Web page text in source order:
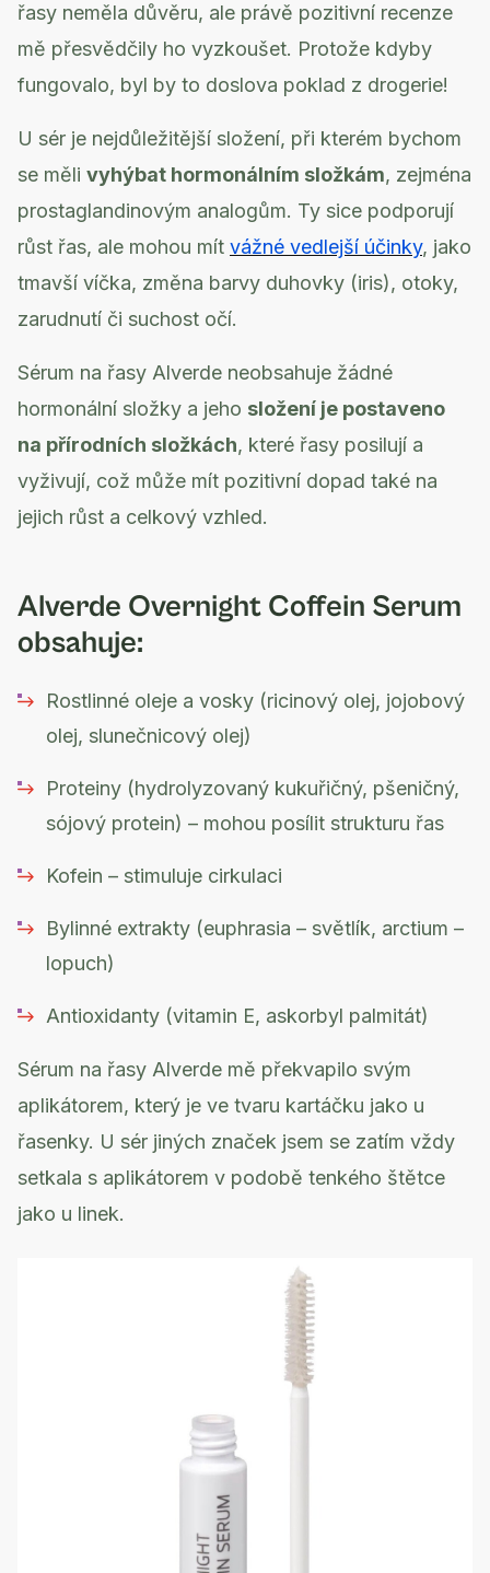
řasy neměla důvěru, ale právě pozitivní recenze
mě přesvědčily ho vyzkoušet. Protože kdyby
fungovalo, byl by to doslova poklad z drogerie!
U sér je nejdůležitější složení, při kterém bychom
se měli vyhýbat hormonálním složkám, zejména
prostaglandinovým analogům. Ty sice podporují
růst řas, ale mohou mít vážné vedlejší účinky, jako
tmavší víčka, změna barvy duhovky (iris), otoky,
zarudnutí či suchost očí.
Sérum na řasy Alverde neobsahuje žádné
hormonální složky a jeho složení je postaveno
na přírodních složkách, které řasy posilují a
vyživují, což může mít pozitivní dopad také na
jejich růst a celkový vzhled.
Alverde Overnight Coffein Serum
obsahuje:
Rostlinné oleje a vosky (ricinový olej, jojobový
olej, slunečnicový olej)
Proteiny (hydrolyzovaný kukuřičný, pšeničný,
sójový protein) – mohou posílit strukturu řas
Kofein – stimuluje cirkulaci
Bylinné extrakty (euphrasia – světlík, arctium –
lopuch)
Antioxidanty (vitamin E, askorbyl palmitát)
Sérum na řasy Alverde mě překvapilo svým
aplikátorem, který je ve tvaru kartáčku jako u
řasenky. U sér jiných značek jsem se zatím vždy
setkala s aplikátorem v podobě tenkého štětce
jako u linek.